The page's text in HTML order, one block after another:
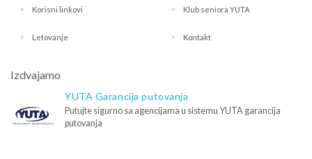
Korisni linkovi Klub seniora YUTA
Letovanje Kontakt
Izdvajamo
YUTA Garancija putovanja
Putujte sigurno sa agencijama u sistemu YUTA garancija
putovanja